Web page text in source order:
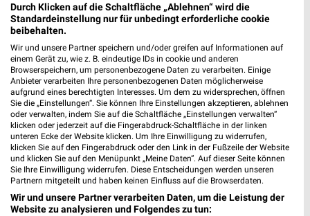
hagebaumarkt Bad Sooden-Allendorf
37242 Bad Sooden-Allendorf
Heute geschlossen
273,70 km
toom Baumarkt Leinefelde
Herderstraße 3
37327 Leinefelde
Heute geschlossen
247,06 km • Angebote: 2 Prospekte
Durch Klicken auf die Schaltfläche „Ablehnen“ wird die
Standardeinstellung nur für unbedingt erforderliche cookie
beibehalten.
Wir und unsere Partner speichern und/oder greifen auf Informationen auf
einem Gerät zu, wie z. B. eindeutige IDs in cookie und anderen
Browserspeichern, um personenbezogene Daten zu verarbeiten. Einige
Anbieter verarbeiten Ihre personenbezogenen Daten möglicherweise
aufgrund eines berechtigten Interesses. Um dem zu widersprechen, öffnen
Sie die „Einstellungen“. Sie können Ihre Einstellungen akzeptieren, ablehnen
oder verwalten, indem Sie auf die Schaltfläche „Einstellungen verwalten“
klicken oder jederzeit auf die Fingerabdruck-Schaltfläche in der linken
unteren Ecke der Website klicken. Um Ihre Einwilligung zu widerrufen,
klicken Sie auf den Fingerabdruck oder den Link in der Fußzeile der Website
und klicken Sie auf den Menüpunkt „Meine Daten“. Auf dieser Seite können
Sie Ihre Einwilligung widerrufen. Diese Entscheidungen werden unseren
Partnern mitgeteilt und haben keinen Einfluss auf die Browserdaten.
Wir und unsere Partner verarbeiten Daten, um die Leistung der
Website zu analysieren und Folgendes zu tun: